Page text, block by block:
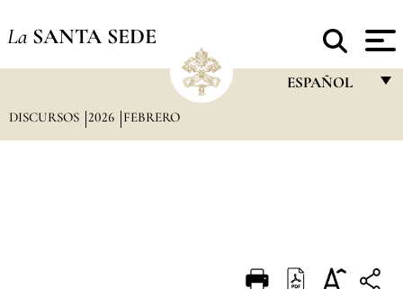
La SANTA SEDE
ESPAÑOL
DISCURSOS 2026 FEBRERO